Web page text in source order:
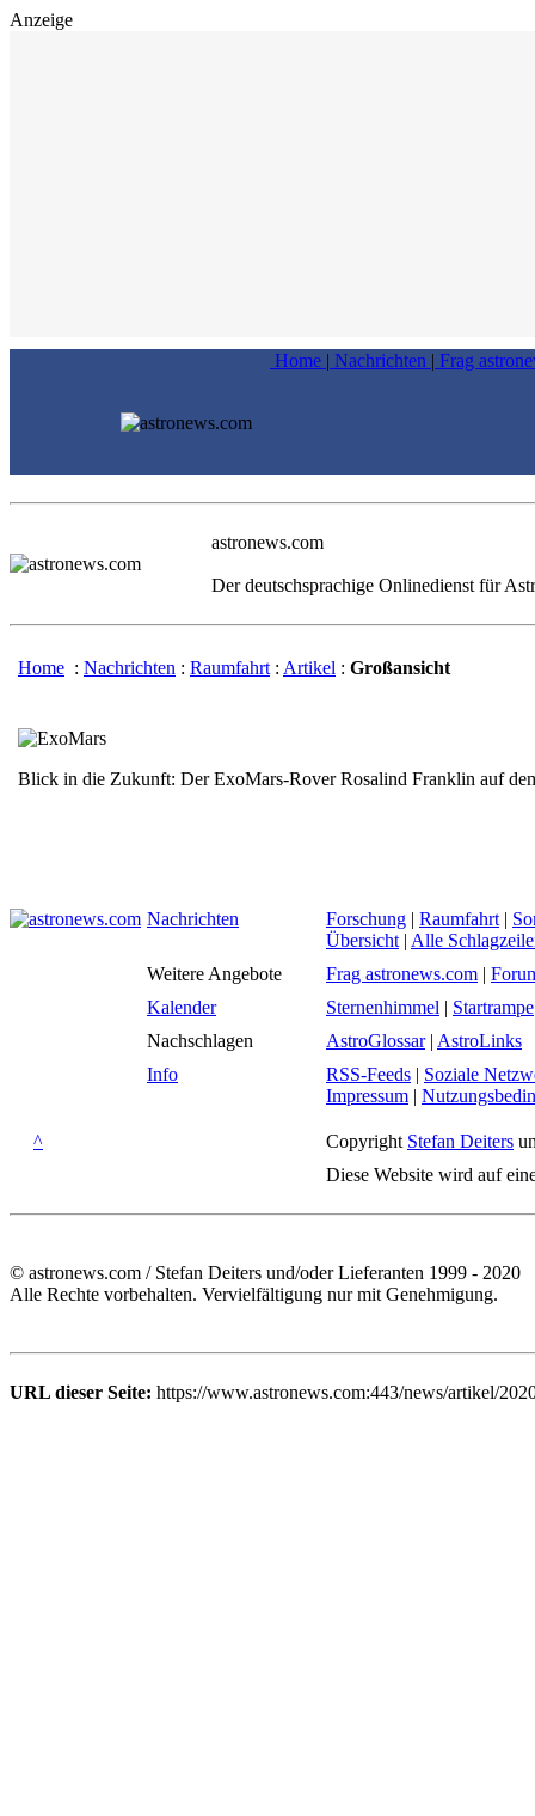
Anzeige
Home | Nachrichten | Frag
astronews.com
Der deutschsprachige Onlinedienst für
Home : Nachrichten : Raumfahrt : Artikel : Großansicht
Blick in die Zukunft: Der ExoMars-Rover Rosalind Franklin auf
Nachrichten Forschung | Raumfahrt |
Übersicht | Alle
Weitere Angebote
Frag astronews.com |
Kalender
Sternenhimmel | Startrampe
Nachschlagen
AstroGlossar| AstroLinks
Info
RSS-Feeds | Soziale
Impressum |
^ Copyright Stefan Deiters
Diese Website wird auf
© astronews.com / Stefan Deiters und/oder Lieferanten 1999 - 2020
Alle Rechte vorbehalten. Vervielfältigung nur mit Genehmigung.
URL dieser Seite: https://www.astronews.com:443/news/artikel/